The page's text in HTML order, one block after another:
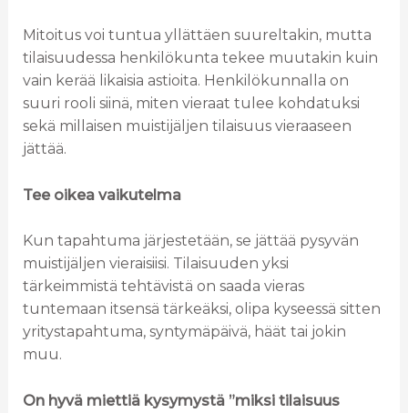
Mitoitus voi tuntua yllättäen suureltakin, mutta
tilaisuudessa henkilökunta tekee muutakin kuin
vain kerää likaisia astioita. Henkilökunnalla on
suuri rooli siinä, miten vieraat tulee kohdatuksi
sekä millaisen muistijäljen tilaisuus vieraaseen
jättää.
Tee oikea vaikutelma
Kun tapahtuma järjestetään, se jättää pysyvän
muistijäljen vieraisiisi. Tilaisuuden yksi
tärkeimmistä tehtävistä on saada vieras
tuntemaan itsensä tärkeäksi, olipa kyseessä sitten
yritystapahtuma, syntymäpäivä, häät tai jokin
muu.
On hyvä miettiä kysymystä ”miksi tilaisuus